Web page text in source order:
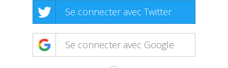
Se connecter avec Twitter
Se connecter avec Google